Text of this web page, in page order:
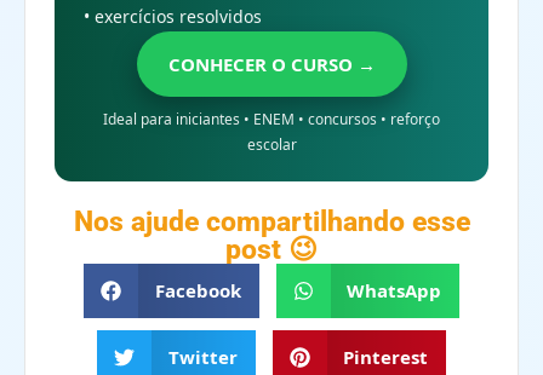
• exercícios resolvidos
CONHECER O CURSO →
Ideal para iniciantes • ENEM • concursos • reforço
escolar
Nos ajude compartilhando esse
post 😉
Facebook WhatsApp
Twitter Pinterest